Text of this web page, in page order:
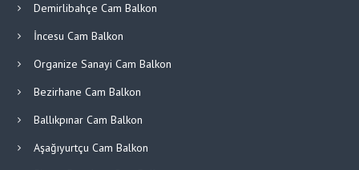
Demirlibahçe Cam Balkon
İncesu Cam Balkon
Organize Sanayi Cam Balkon
Bezirhane Cam Balkon
Ballıkpınar Cam Balkon
Aşağıyurtçu Cam Balkon